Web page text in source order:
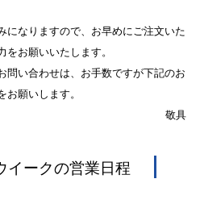
になりますので、お早めにご注文いた
お願いいたします。
問い合わせは、お手数ですが下記のお
願いします。
敬具
イークの営業日程